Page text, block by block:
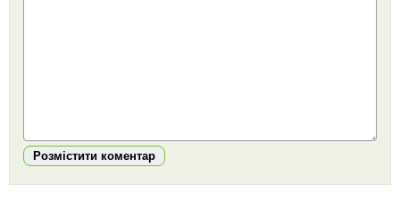
Розмістити коментар